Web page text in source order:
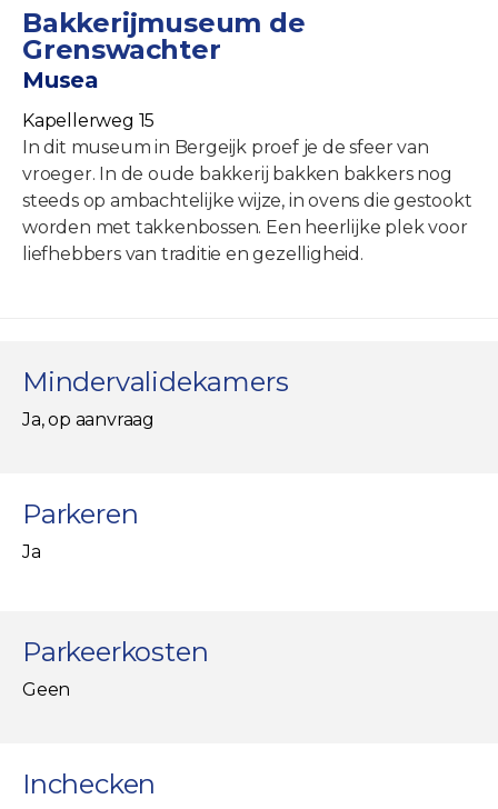
Bakkerijmuseum de
Grenswachter
Musea
Kapellerweg 15
In dit museum in Bergeijk proef je de sfeer van
vroeger. In de oude bakkerij bakken bakkers nog
steeds op ambachtelijke wijze, in ovens die gestookt
worden met takkenbossen. Een heerlijke plek voor
liefhebbers van traditie en gezelligheid.
Mindervalidekamers
Ja, op aanvraag
Parkeren
Ja
Parkeerkosten
Geen
Inchecken